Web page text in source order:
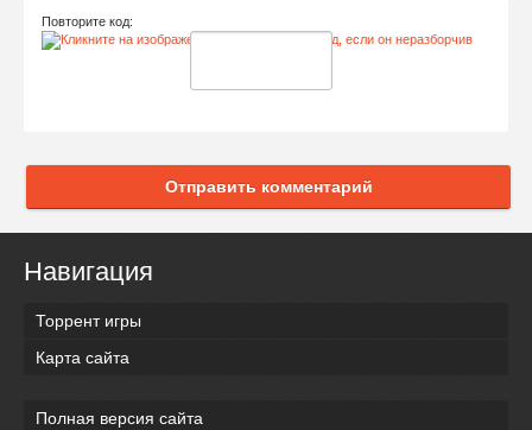
Повторите код:
Отправить комментарий
Навигация
Торрент игры
Карта сайта
Полная версия сайта